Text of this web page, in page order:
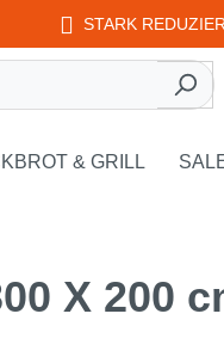
STARK
& GRILL
X 200